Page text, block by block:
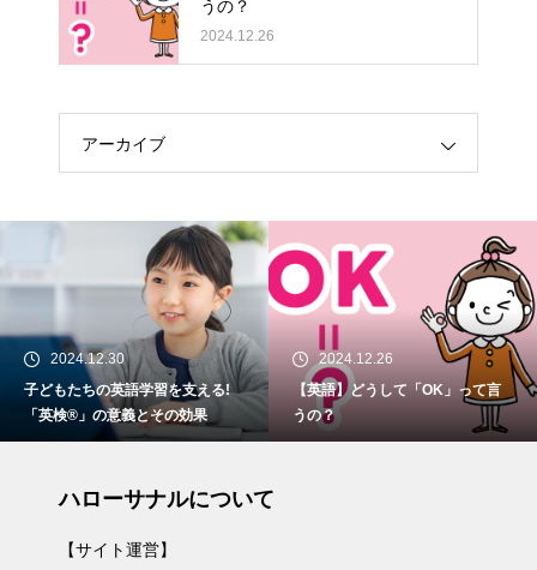
うの？
2024.12.26
アーカイブ
2024.12.30
子どもたちの英語学習を支える!
「英検®」の意義とその効果
2024.12.26
【英語】どうして「OK」って言
うの？
ハローサナルについて
【サイト運営】